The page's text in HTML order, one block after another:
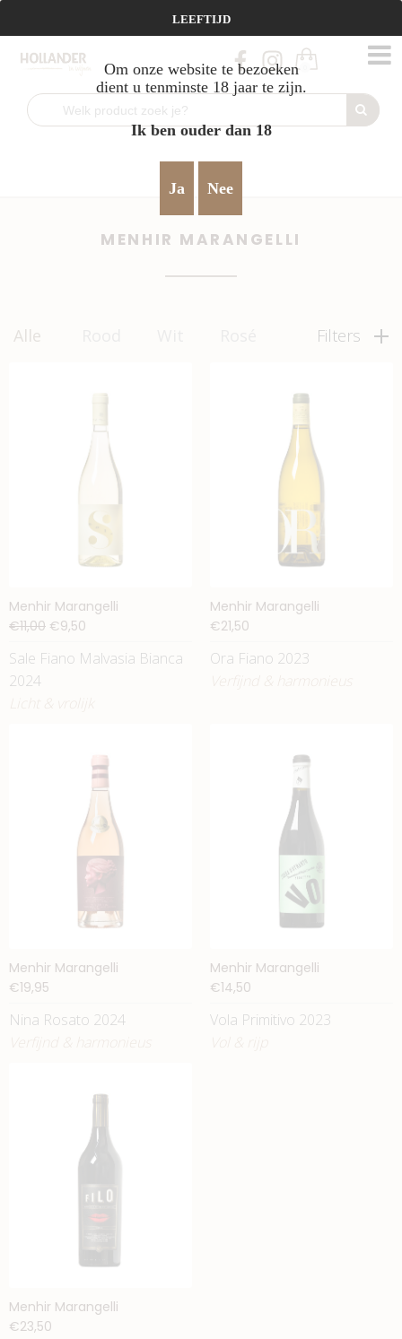
Vanaf €95 gratis verzending!
MENHIR MARANGELLI
Alle Filters
Menhir Marangelli
€11,00 €9,50
Sale Fiano Malvasia Bianca
2024
Menhir Marangelli
€21,50
Ora Fiano 2023
Menhir Marangelli
€19,95
Nina Rosato 2024
Menhir Marangelli
€14,50
Vola Primitivo 2023
Menhir Marangelli
€23,50
LEEFTIJD
Om onze website te bezoeken
dient u tenminste 18 jaar te zijn.
Ik ben ouder dan 18
Ja Nee